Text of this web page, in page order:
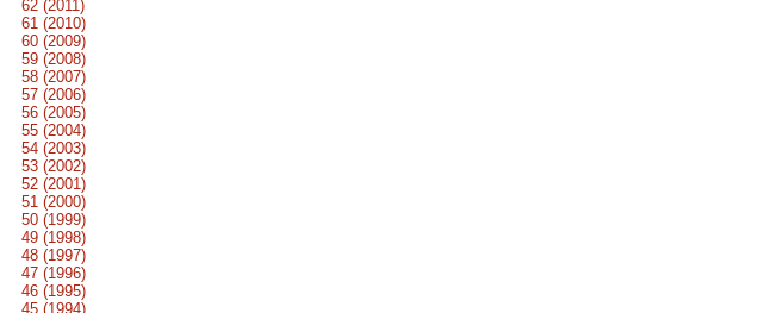
62 (2011)
61 (2010)
60 (2009)
59 (2008)
58 (2007)
57 (2006)
56 (2005)
55 (2004)
54 (2003)
53 (2002)
52 (2001)
51 (2000)
50 (1999)
49 (1998)
48 (1997)
47 (1996)
46 (1995)
45 (1994)